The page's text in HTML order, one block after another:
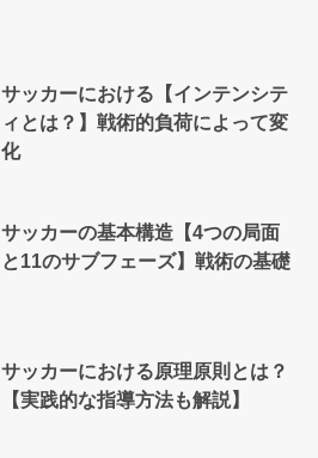
サッカーにおける【インテンシテ
ィとは？】戦術的負荷によって変
化
サッカーの基本構造【4つの局面
と11のサブフェーズ】戦術の基礎
サッカーにおける原理原則とは？
【実践的な指導方法も解説】